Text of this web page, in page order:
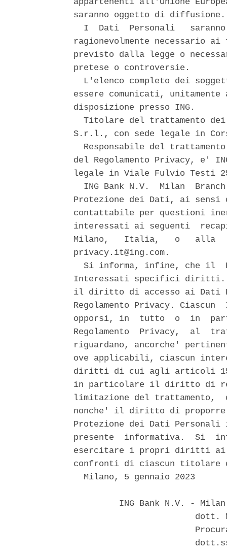
appartenenti all'Unione
saranno oggetto di
I  Dati  Personali
ragionevolmente
previsto dalla legge o
pretese o controversie.
L'elenco completo dei
essere comunicati,
disposizione presso ING.
Titolare del trattamento
S.r.l., con sede legale in
Responsabile del
del Regolamento Privacy, e'
legale in Viale Fulvio Testi
ING Bank N.V.  Milan
Protezione dei Dati, ai sensi
contattabile per questioni
interessati ai seguenti
Milano,   Italia,   o   alla
privacy.it@ing.com.
Si informa, infine, che il
Interessati specifici diritti.
il diritto di accesso ai Dati
Regolamento Privacy.
opporsi, in  tutto  o  in
Regolamento  Privacy,  al
riguardano, ancorche'
ove applicabili, ciascun
diritti di cui agli articoli 15 -
in particolare il diritto di
limitazione del
nonche' il diritto di
Protezione dei Dati
presente  informativa.  Si
esercitare i propri diritti ai
confronti di ciascun titolare
  Milano, 5 gennaio 2023
ING Bank N.V. -